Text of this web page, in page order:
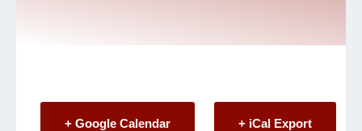
+ Google Calendar + iCal Export